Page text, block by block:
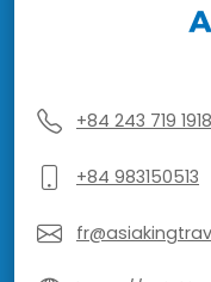
+84 243 719 1918
+84 983150513